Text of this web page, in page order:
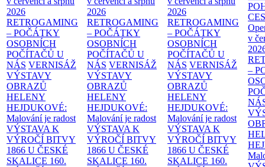
2026
RETROGAMING
– POČÁTKY
OSOBNÍCH
POČÍTAČŮ U
NÁS VERNISÁŽ
VÝSTAVY
OBRAZŮ
HELENY
HEJDUKOVÉ:
Malování je radost
VÝSTAVA K
VÝROČÍ BITVY
1866 U ČESKÉ
SKALICE 160.
2026
RETROGAMING
– POČÁTKY
OSOBNÍCH
POČÍTAČŮ U
NÁS VERNISÁŽ
VÝSTAVY
OBRAZŮ
HELENY
HEJDUKOVÉ:
Malování je radost
VÝSTAVA K
VÝROČÍ BITVY
1866 U ČESKÉ
SKALICE 160.
2026
RETROGAMING
– POČÁTKY
OSOBNÍCH
POČÍTAČŮ U
NÁS VERNISÁŽ
VÝSTAVY
OBRAZŮ
HELENY
HEJDUKOVÉ:
Malování je radost
VÝSTAVA K
VÝROČÍ BITVY
1866 U ČESKÉ
SKALICE 160.
v
–